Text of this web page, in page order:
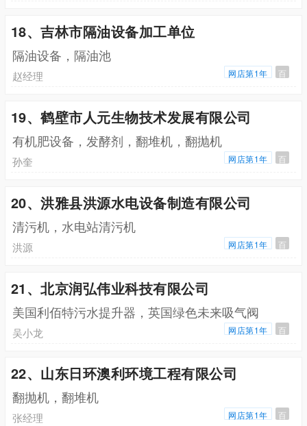
18、吉林市隔油设备加工单位
隔油设备，隔油池
赵经理 网店第1年 百
19、鹤壁市人元生物技术发展有限公司
有机肥设备，发酵剂，翻堆机，翻抛机
孙奎 网店第1年 百
20、洪雅县洪源水电设备制造有限公司
清污机，水电站清污机
洪源 网店第1年 百
21、北京润弘伟业科技有限公司
美国利佰特污水提升器，英国绿色未来吸气阀
吴小龙 网店第1年 百
22、山东日环澳利环境工程有限公司
翻抛机，翻堆机
张经理 网店第1年 百